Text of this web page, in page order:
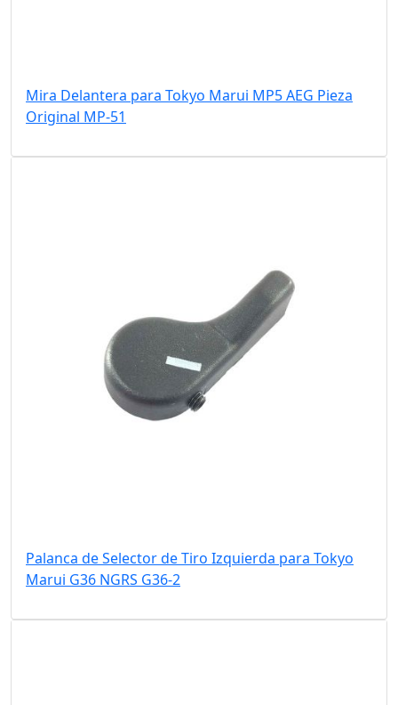
Mira Delantera para Tokyo Marui MP5 AEG Pieza
Original MP-51
Palanca de Selector de Tiro Izquierda para Tokyo
Marui G36 NGRS G36-2